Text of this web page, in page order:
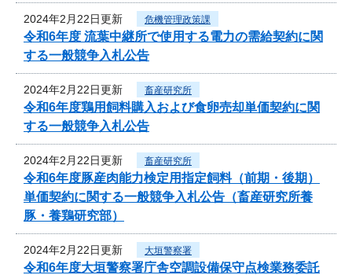
2024年2月22日更新 危機管理政策課
令和6年度 流葉中継所で使用する電力の需給契約に関
する一般競争入札公告
2024年2月22日更新 畜産研究所
令和6年度鶏用飼料購入および食卵売却単価契約に関
する一般競争入札公告
2024年2月22日更新 畜産研究所
令和6年度豚産肉能力検定用指定飼料（前期・後期）
単価契約に関する一般競争入札公告（畜産研究所養
豚・養鶏研究部）
2024年2月22日更新 大垣警察署
令和6年度大垣警察署庁舎空調設備保守点検業務委託